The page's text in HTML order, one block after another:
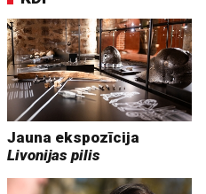
Jauna ekspozīcija
Livonijas pilis